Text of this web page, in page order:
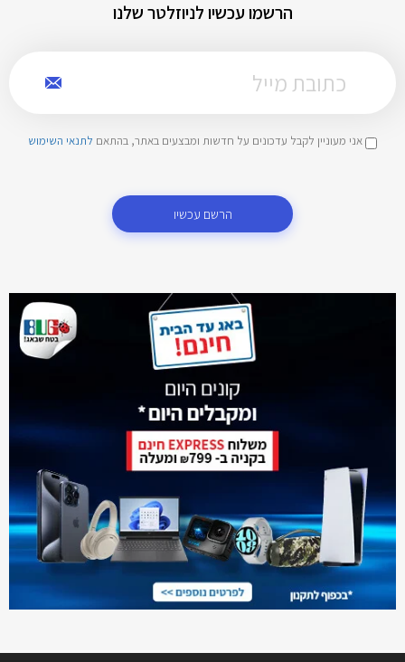
הרשמו עכשיו לניוזלטר שלנו
אני מעוניין לקבל עדכונים על חדשות ומבצעים באתר, בהתאם לתנאי השימוש
הרשם עכשיו